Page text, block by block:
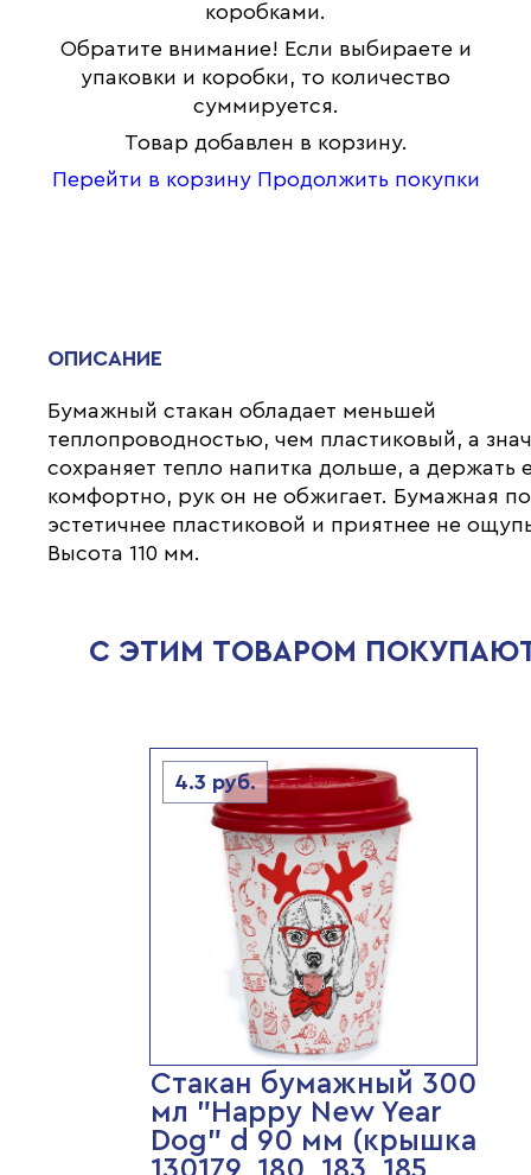
коробками.
Обратите внимание! Если выбираете и
упаковки и коробки, то количество
суммируется.
Товар добавлен в корзину.
Перейти в корзину Продолжить покупки
ОПИСАНИЕ
Бумажный стакан обладает меньшей
теплопроводностью, чем пластиковый, а
сохраняет тепло напитка дольше, а держать
комфортно, рук он не обжигает. Бумажная
эстетичнее пластиковой и приятнее не
Высота 110 мм.
С ЭТИМ ТОВАРОМ
4.3 руб.
Стакан бумажный 300
мл "Happy New Year
Dog" d 90 мм (крышка